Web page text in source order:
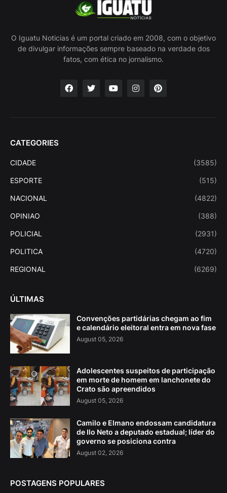
O Iguatu Noticias é um portal criado em 2008, com o objetivo
de divulgar informações sempre baseado na verdade dos
fatos, com ética no jornalismo.
CATEGORIES
CIDADE (3585)
ESPORTE (515)
NACIONAL (4822)
OPINIAO (388)
POLICIAL (2931)
POLITICA (4720)
REGIONAL (6269)
ÚLTIMAS
Convenções partidárias chegam ao fim
e calendário eleitoral entra em nova fase
August 05, 2026
Adolescentes suspeitos de participação
em morte de homem em lanchonete do
Crato são apreendidos
August 05, 2026
Camilo e Elmano endossam candidatura
de Ilo Neto a deputado estadual; líder do
governo se posiciona contra
August 02, 2026
POSTAGENS POPULARES